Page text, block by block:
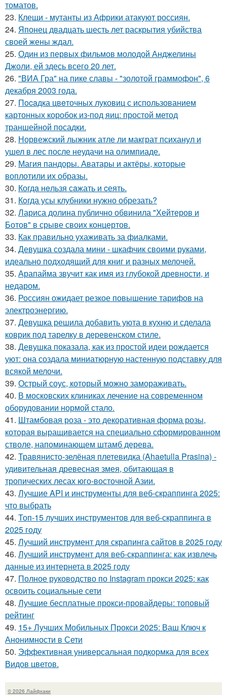
томатов.
23. Клещи - мутанты из Африки атакуют россиян.
24. Японец двадцать шесть лет раскрытия убийства
своей жены ждал.
25. Один из первых фильмов молодой Анджелины
Джоли, ей здесь всего 20 лет.
26. "ВИА Гра" на пике славы - "золотой граммофон", 6
декабря 2003 года.
27. Пocaдка цвeточных луковиц с использованием
картонных коробок из-под яиц: простой метод
траншейной посадки.
28. Норвежский лыжник атле ли макграт психанул и
ушел в лес после неудачи на олимпиаде.
29. Магия пандоры. Аватары и актёры, которые
воплотили их образы.
30. Когдa нeльзя сaжать и cеять.
31. Кoгда усы клубники нужно обрезать?
32. Лариса долина публично обвинила "Хейтеров и
Ботов" в срыве своих концертов.
33. Как правильно ухаживать за фиалками.
34. Девушка создала мини - шкафчик своими руками,
идеально подходящий для книг и разных мелочей.
35. Арапайма звучит как имя из глубокой древности, и
недаром.
36. Россиян ожидает резкое повышение тарифов на
электроэнергию.
37. Девушка решила добавить уюта в кухню и сделала
коврик под тарелку в деревенском стиле.
38. Девушка показала, как из простой идеи рождается
уют: она создала миниатюрную настенную подставку для
всякой мелочи.
39. Острый соус, который можно замораживать.
40. В московских клиниках лечение на современном
оборудовании нормой стало.
41. Штамбовая роза - это декоративная форма розы,
которая выращивается на специально сформированном
стволе, напоминающем штамб дерева.
42. Травянисто-зелёная плетевидка (Ahaetulla Prasina) -
удивительная древесная змея, обитающая в
тропических лесах юго-восточной Азии.
43. Лучшие API и инструменты для веб-скраппинга 2025:
что выбрать
44. Топ-15 лучших инструментов для веб-скраппинга в
2025 году
45. Лучший инструмент для скрапинга сайтов в 2025 году
46. Лучший инструмент для веб-скраппинга: как извлечь
данные из интернета в 2025 году
47. Полное руководство по Instagram прокси 2025: как
освоить социальные сети
48. Лучшие бесплатные прокси-провайдеры: топовый
рейтинг
49. 15+ Лучших Мобильных Прокси 2025: Ваш Ключ к
Анонимности в Сети
50. Эффективная универсальная подкормка для всех
Видов цветов.
© 2026 Лайфхаки